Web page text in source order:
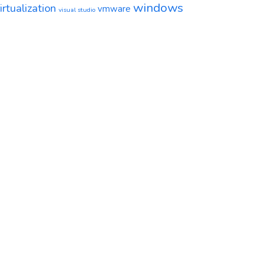
visual studio vmware windows